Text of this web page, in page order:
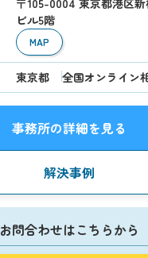
ビル5階
MAP
東京都 全国オンライン
事務所の詳細を見る
解決事例
お問合わせはこちらから